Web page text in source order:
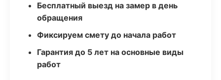
Бесплатный выезд на замер в день
обращения
Фиксируем смету до начала работ
Гарантия до 5 лет на основные виды
работ